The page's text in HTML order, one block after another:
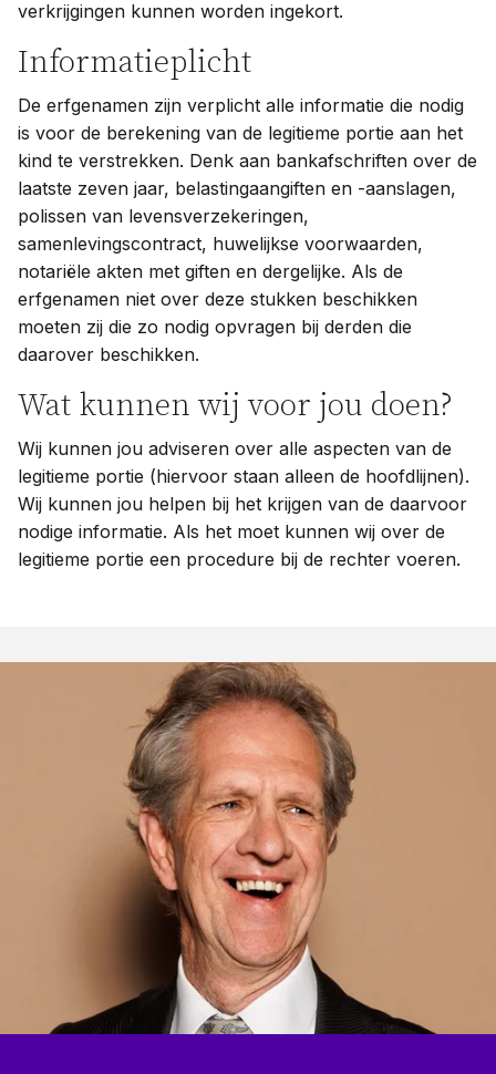
verkrijgingen kunnen worden ingekort.
Informatieplicht
De erfgenamen zijn verplicht alle informatie die nodig
is voor de berekening van de legitieme portie aan het
kind te verstrekken. Denk aan bankafschriften over de
laatste zeven jaar, belastingaangiften en -aanslagen,
polissen van levensverzekeringen,
samenlevingscontract, huwelijkse voorwaarden,
notariële akten met giften en dergelijke. Als de
erfgenamen niet over deze stukken beschikken
moeten zij die zo nodig opvragen bij derden die
daarover beschikken.
Wat kunnen wij voor jou doen?
Wij kunnen jou adviseren over alle aspecten van de
legitieme portie (hiervoor staan alleen de hoofdlijnen).
Wij kunnen jou helpen bij het krijgen van de daarvoor
nodige informatie. Als het moet kunnen wij over de
legitieme portie een procedure bij de rechter voeren.